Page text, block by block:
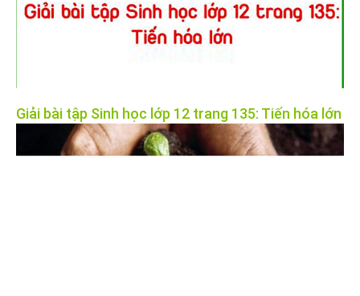
Giải bài tập Sinh học lớp 12 trang 135: Tiến hóa lớn